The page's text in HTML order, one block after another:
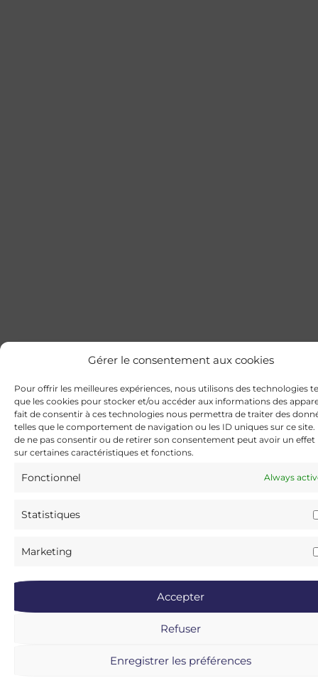
Gérer le consentement aux cookies
Pour offrir les meilleures expériences, nous utilisons des technologies
que les cookies pour stocker et/ou accéder aux informations des
fait de consentir à ces technologies nous permettra de traiter des
telles que le comportement de navigation ou les ID uniques sur ce site.
de ne pas consentir ou de retirer son consentement peut avoir un effet
sur certaines caractéristiques et fonctions.
Fonctionnel Always
Statistiques
Marketing
Accepter
Refuser
Enregistrer les préférences